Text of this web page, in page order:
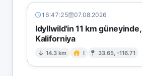
16:47:25 07.08.2026
Idyllwild'in 11 km güneyinde,
Kaliforniya
14.3 km I 33.65, -116.71